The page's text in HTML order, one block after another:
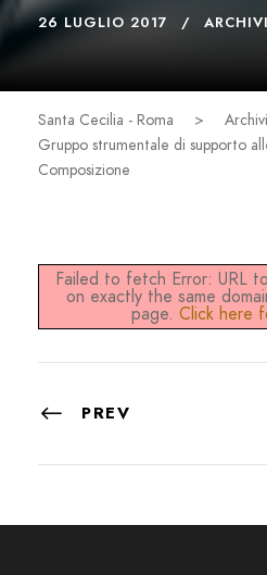
26 LUGLIO 2017
Santa Cecilia - Roma >
Gruppo strumentale di supporto
Composizione
Failed to fetch Error: URL
on exactly the same
page. Click here
PREV